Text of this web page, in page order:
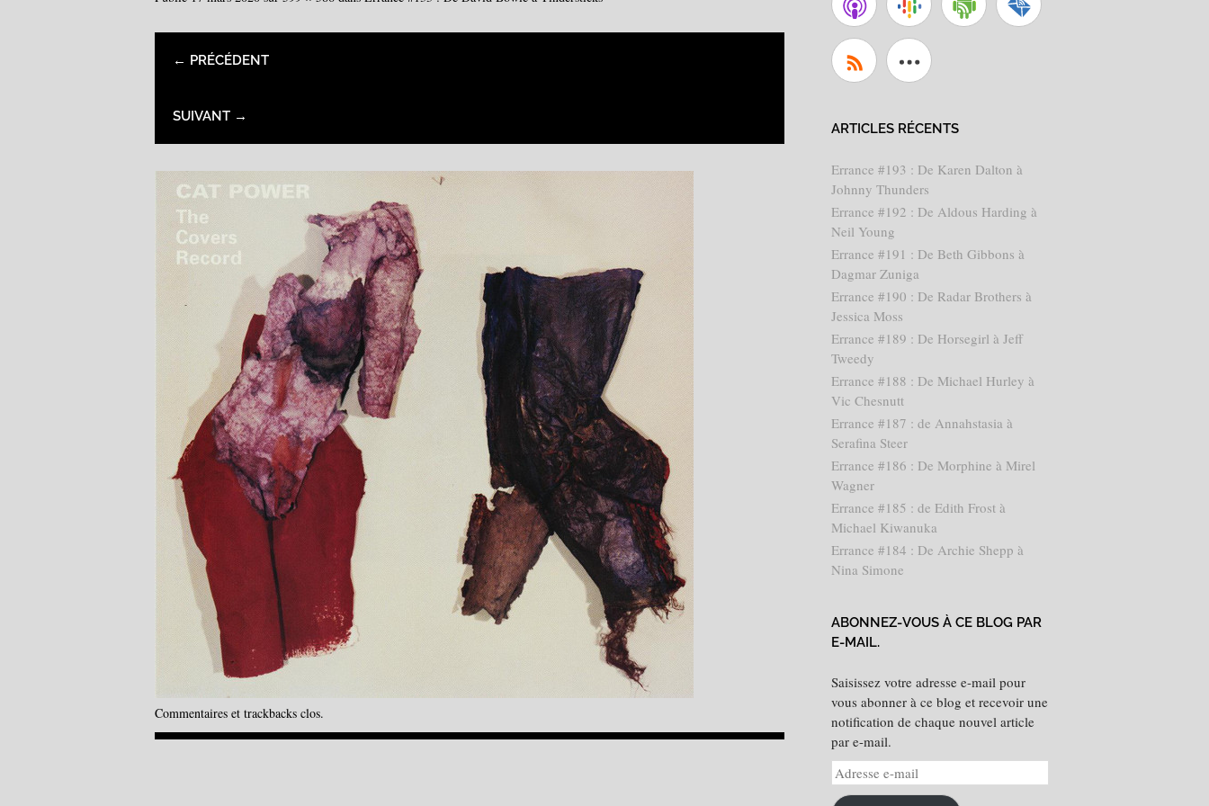
← PRÉCÉDENT
SUIVANT →
Commentaires et trackbacks clos.
ARTICLES RÉCENTS
Errance #193 : De Karen Dalton à
Johnny Thunders
Errance #192 : De Aldous Harding à
Neil Young
Errance #191 : De Beth Gibbons à
Dagmar Zuniga
Errance #190 : De Radar Brothers à
Jessica Moss
Errance #189 : De Horsegirl à Jeff
Tweedy
Errance #188 : De Michael Hurley à
Vic Chesnutt
Errance #187 : de Annahstasia à
Serafina Steer
Errance #186 : De Morphine à Mirel
Wagner
Errance #185 : de Edith Frost à
Michael Kiwanuka
Errance #184 : De Archie Shepp à
Nina Simone
ABONNEZ-VOUS À CE BLOG PAR
E-MAIL.
Saisissez votre adresse e-mail pour
vous abonner à ce blog et recevoir une
notification de chaque nouvel article
par e-mail.
Adresse
e-